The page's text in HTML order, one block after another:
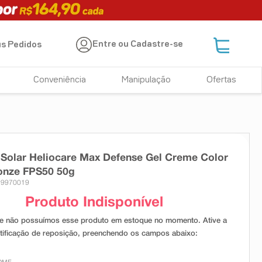
Pedidos Entre ou Cadastre-se
Conveniência Manipulação Ofertas
Heliocare Max Defense Gel Creme Color
FPS50 50g